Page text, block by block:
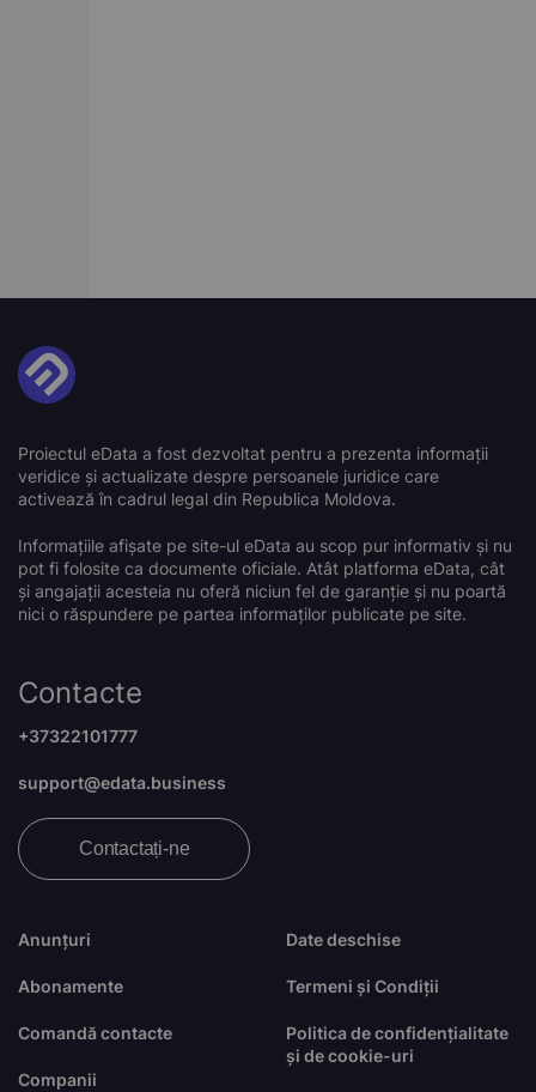
Proiectul eData a fost dezvoltat pentru a prezenta informații
veridice și actualizate despre persoanele juridice care
activează în cadrul legal din Republica Moldova.
Informațiile afișate pe site-ul eData au scop pur informativ și nu
pot fi folosite ca documente oficiale. Atât platforma eData, cât
și angajații acesteia nu oferă niciun fel de garanție și nu poartă
nici o răspundere pe partea informaților publicate pe site.
Anunțuri
Abonamente
Comandă contacte
Companii
Date deschise
Termeni și Condiții
Politica de confidențialitate
și de cookie-uri
Contacte
+37322101777
support@edata.business
Contactați-ne